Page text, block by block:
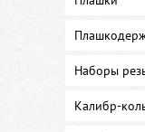
Наборы
Калибр-